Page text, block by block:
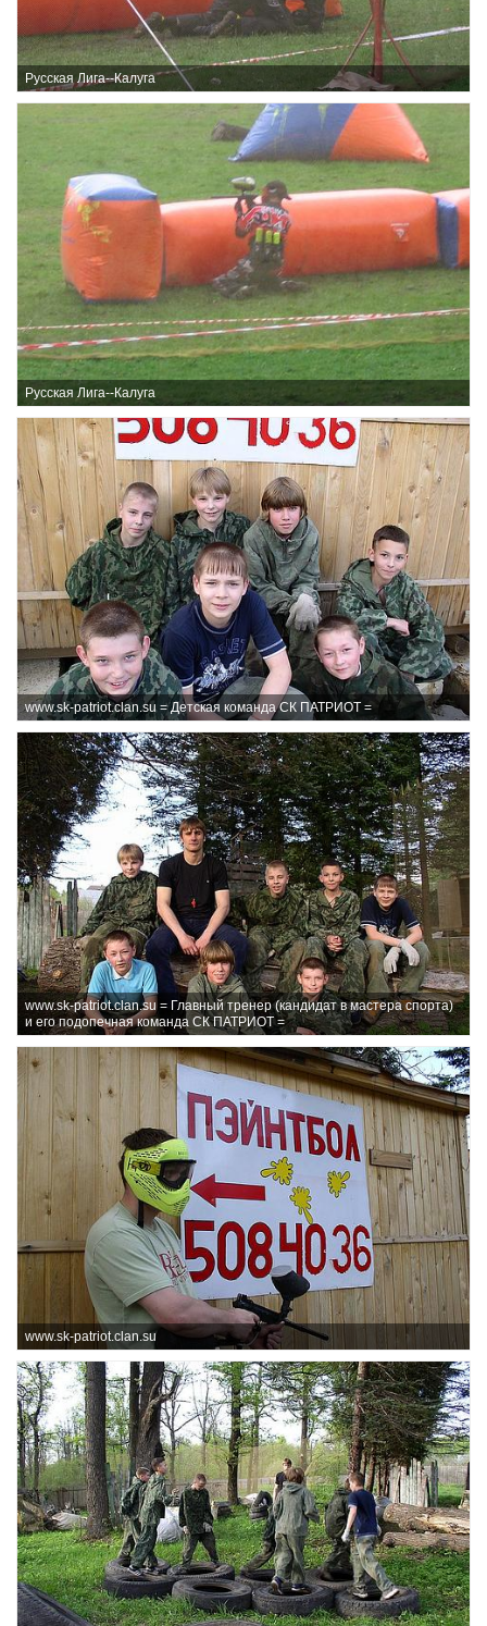
Русская Лига--Калуга
Русская Лига--Калуга
www.sk-patriot.clan.su = Детская команда СК ПАТРИОТ =
www.sk-patriot.clan.su = Главный тренер (кандидат в мастера спорта)
и его подопечная команда СК ПАТРИОТ =
www.sk-patriot.clan.su